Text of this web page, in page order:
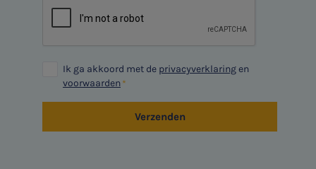
Ik ga akkoord met de privacyverklaringen
voorwaarden
Verzenden